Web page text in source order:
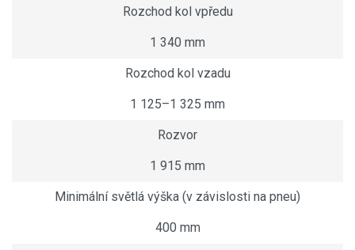
Rozchod kol vpředu
1 340 mm
Rozchod kol vzadu
1 125–1 325 mm
Rozvor
1 915 mm
Minimální světlá výška (v závislosti na pneu)
400 mm